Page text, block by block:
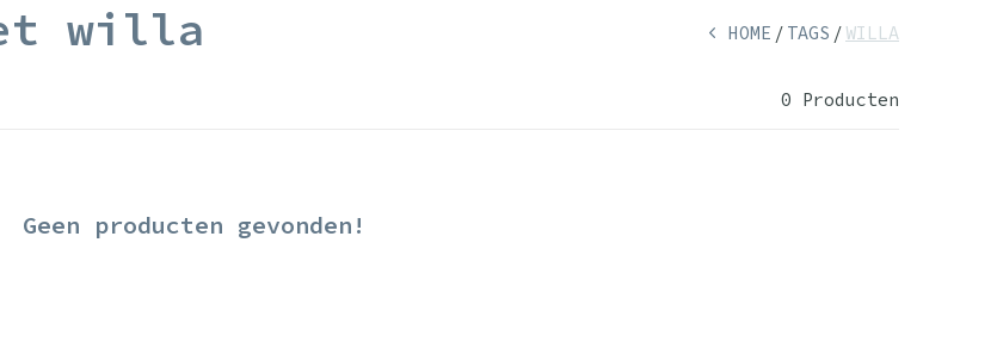
willa HOME TAGS WILLA
0 Producten
Geen producten gevonden!